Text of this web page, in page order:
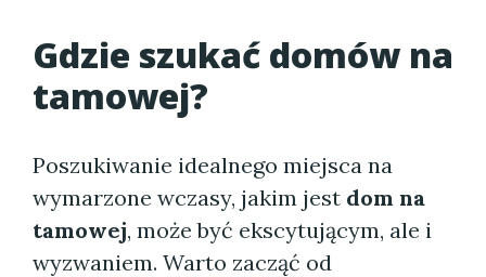
Gdzie szukać domów na
tamowej?
Poszukiwanie idealnego miejsca na
wymarzone wczasy, jakim jest dom na
tamowej, może być ekscytującym, ale i
wyzwaniem. Warto zacząć od